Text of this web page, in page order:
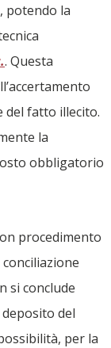
potendo la
. Questa
del fatto illecito.
la
obbligatorio
procedimento
conciliazione
si conclude
del
per la